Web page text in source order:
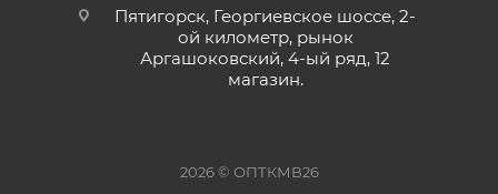
Пятигорск, Георгиевское шоссе, 2-
ой километр, рынок
Аргашоковский, 4-ый ряд, 12
магазин.
2026 © ОПТКМВ26